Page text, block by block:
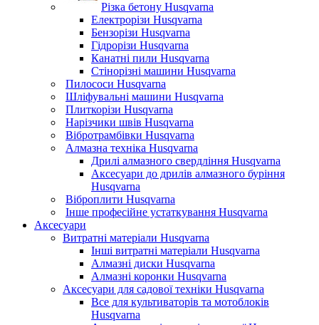
Різка бетону Husqvarna
Електрорізи Husqvarna
Бензорізи Husqvarna
Гідрорізи Husqvarna
Канатні пили Husqvarna
Стінорізні машини Husqvarna
Пилососи Husqvarna
Шліфувальні машини Husqvarna
Плиткорізи Husqvarna
Нарізчики швів Husqvarna
Вібротрамбівки Husqvarna
Алмазна техніка Husqvarna
Дрилі алмазного свердління Husqvarna
Аксесуари до дрилів алмазного буріння
Husqvarna
Віброплити Husqvarna
Інше професійне устаткування Husqvarna
Аксесуари
Витратні матеріали Husqvarna
Інші витратні матеріали Husqvarna
Алмазні диски Husqvarna
Алмазні коронки Husqvarna
Аксесуари для садової техніки Husqvarna
Все для культиваторів та мотоблоків
Husqvarna